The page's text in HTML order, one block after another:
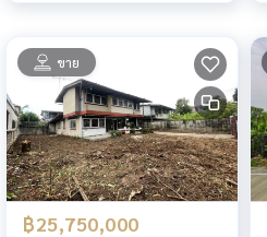
ขาย
฿25,750,000